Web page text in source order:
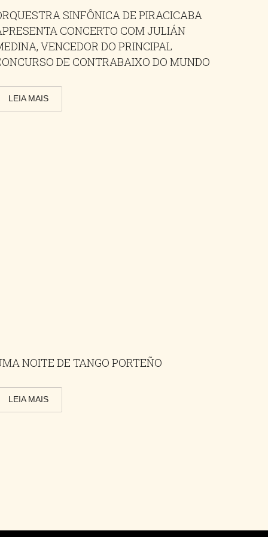
SINFÔNICA DE PIRACICABA
CONCERTO COM JULIÁN
VENCEDOR DO PRINCIPAL
DE CONTRABAIXO DO MUNDO
LEIA MAIS
NOITE DE TANGO PORTEÑO
LEIA MAIS